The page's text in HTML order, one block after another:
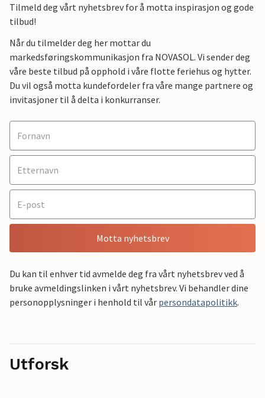
Tilmeld deg vårt nyhetsbrev for å motta inspirasjon og gode
tilbud!
Når du tilmelder deg her mottar du
markedsføringskommunikasjon fra NOVASOL. Vi sender deg
våre beste tilbud på opphold i våre flotte feriehus og hytter.
Du vil også motta kundefordeler fra våre mange partnere og
invitasjoner til å delta i konkurranser.
Motta nyhetsbrev
Du kan til enhver tid avmelde deg fra vårt nyhetsbrev ved å
bruke avmeldingslinken i vårt nyhetsbrev. Vi behandler dine
personopplysninger i henhold til vår persondatapolitikk.
Utforsk